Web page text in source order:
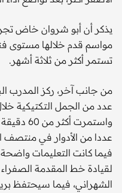
يذكر أن أبو شروان خاض
مواسم قدم خلالها مستوى
تستمر أكثر من ثلاثة أشهر.
من جانب آخر، ركز المدرب
عدد من الجمل التكتيكية
واستمرت
عددا من الأدوار في منتصف
فيما كانت التعليمات
لقيادة خط المقدمة
الشهراني، فيما سيحتفظ